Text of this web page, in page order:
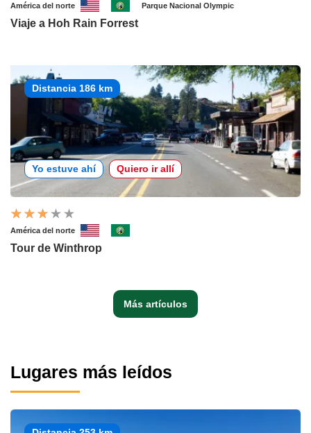
América del norte Parque Nacional Olympic
Viaje a Hoh Rain Forrest
Distancia 186 km
Yo estuve ahí Quiero ir allí
América del norte
Tour de Winthrop
Más artículos
Lugares más leídos